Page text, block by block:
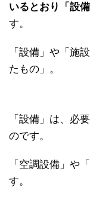
いるとおり「設
す。
「設備」や「施
たもの」。
「設備」は、必
のです。
「空調設備」や
す。